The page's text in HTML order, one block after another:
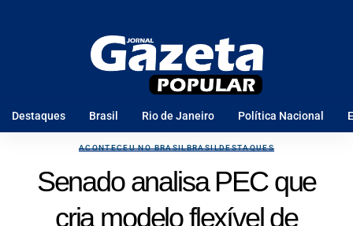
Destaques Brasil Rio de Janeiro Política Nacional
ACONTECEU NO BRASILBRASILDESTAQUES
Senado analisa PEC que
cria modelo flexível de